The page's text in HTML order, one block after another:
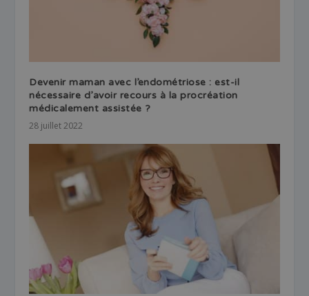
Devenir maman avec l’endométriose : est-il
nécessaire d’avoir recours à la procréation
médicalement assistée ?
28 juillet 2022